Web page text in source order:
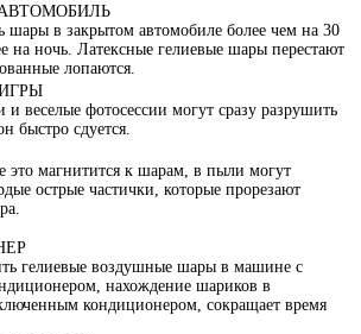
шары в закрытом автомобиле более чем на 30
на ночь. Латексные гелиевые шары перестают
лопаются.
веселые фотосессии могут сразу разрушить
быстро сдуется.
это магнитится к шарам, в пыли могут
острые частички, которые прорезают
гелиевые воздушные шары в машине с
нахождение шариков в
кондиционером, сокращает время